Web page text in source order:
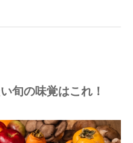
旬の味覚はこれ！